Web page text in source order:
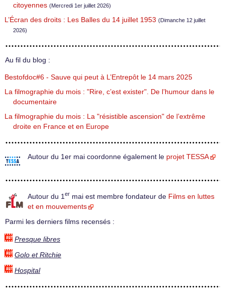
citoyennes (Mercredi 1er juillet 2026)
L’Écran des droits : Les Balles du 14 juillet 1953 (Dimanche 12 juillet
2026)
Au fil du blog :
Bestofdoc#6 - Sauve qui peut à L’Entrepôt le 14 mars 2025
La filmographie du mois : "Rire, c’est exister". De l’humour dans le
documentaire
La filmographie du mois : La "résistible ascension" de l’extrême
droite en France et en Europe
Autour du 1er mai coordonne également le projet TESSA
Autour du 1 er mai est membre fondateur de Films en luttes
et en mouvements
Parmi les derniers films recensés :
Presque libres
Golo et Ritchie
Hospital